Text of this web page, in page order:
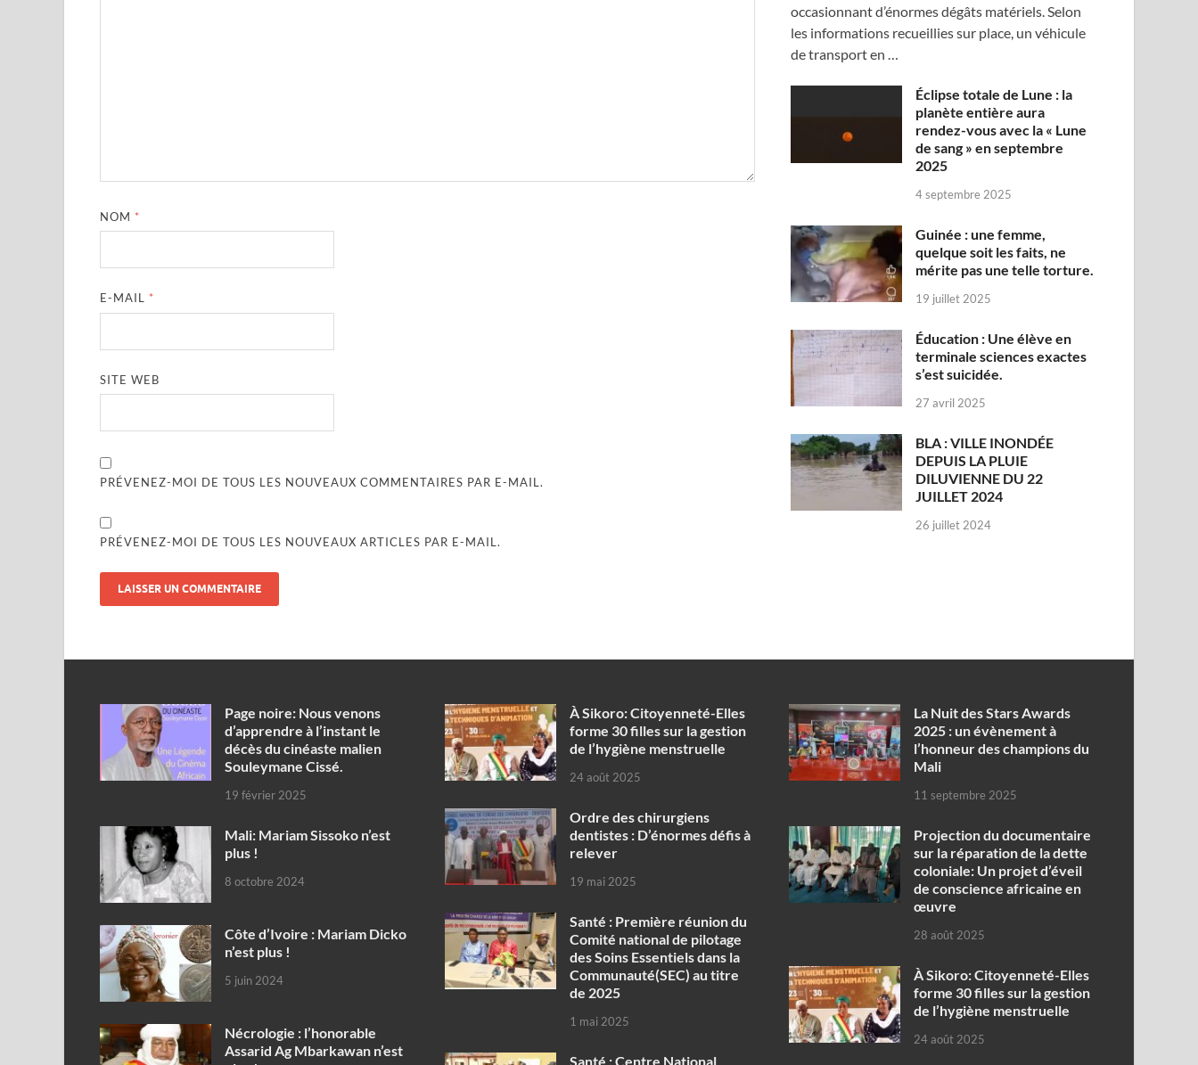
NOM *
E-MAIL *
SITE WEB
PRÉVENEZ-MOI DE TOUS LES NOUVEAUX COMMENTAIRES PAR E-MAIL.
PRÉVENEZ-MOI DE TOUS LES NOUVEAUX ARTICLES PAR E-MAIL.
occasionnant d’énormes dégâts matériels. Selon
les informations recueillies sur place, un véhicule
de transport en …
Éclipse totale de Lune : la
planète entière aura
rendez-vous avec la « Lune
de sang » en septembre
2025
4 septembre 2025
Guinée : une femme,
quelque soit les faits, ne
mérite pas une telle torture.
19 juillet 2025
Éducation : Une élève en
terminale sciences exactes
s’est suicidée.
27 avril 2025
BLA : VILLE INONDÉE
DEPUIS LA PLUIE
DILUVIENNE DU 22
JUILLET 2024
26 juillet 2024
Page noire: Nous venons
d’apprendre à l’instant le
décès du cinéaste malien
Souleymane Cissé.
19 février 2025
Mali: Mariam Sissoko n’est
plus !
8 octobre 2024
Côte d’Ivoire : Mariam Dicko
n’est plus !
5 juin 2024
Nécrologie : l’honorable
Assarid Ag Mbarkawan n’est
À Sikoro: Citoyenneté-Elles
forme 30 filles sur la gestion
de l’hygiène menstruelle
24 août 2025
Ordre des chirurgiens
dentistes : D’énormes défis à
relever
19 mai 2025
Santé : Première réunion du
Comité national de pilotage
des Soins Essentiels dans la
Communauté(SEC) au titre
de 2025
1 mai 2025
Santé : Centre National
‎La Nuit des Stars Awards
2025 : un évènement à
l’honneur des champions du
Mali
11 septembre 2025
Projection du documentaire
sur la réparation de la dette
coloniale: Un projet d’éveil
de conscience africaine en
œuvre‎
28 août 2025
À Sikoro: Citoyenneté-Elles
forme 30 filles sur la gestion
de l’hygiène menstruelle
24 août 2025